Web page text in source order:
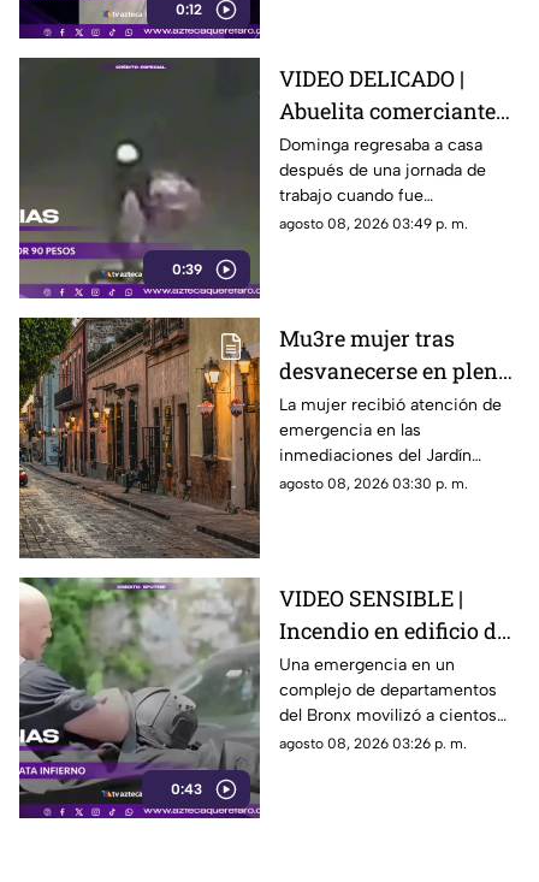
0:12
0:39
VIDEO DELICADO |
Abuelita comerciante
es as3sin4da en Puebla
por 90 pesos
Dominga regresaba a casa
después de una jornada de
trabajo cuando fue
interceptada por un hombre
agosto 08, 2026 03:49 p. m.
Mu3re mujer tras
desvanecerse en plena
vía pública en el Centro
Histórico de Querétaro
La mujer recibió atención de
emergencia en las
inmediaciones del Jardín
Corregidora, pero los
agosto 08, 2026 03:30 p. m.
0:43
VIDEO SENSIBLE |
Incendio en edificio de
Nueva York deja un
mu3rto y 14 heridos
Una emergencia en un
complejo de departamentos
del Bronx movilizó a cientos
de bomberos y dejó víctimas
agosto 08, 2026 03:26 p. m.